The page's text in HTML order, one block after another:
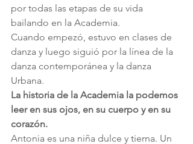
por todas las etapas de su vida
bailando en la Academia.
Cuando empezó, estuvo en clases de
danza y luego siguió por la línea de la
danza contemporánea y la danza
Urbana.
La historia de la Academia la podemos
leer en sus ojos, en su cuerpo y en su
corazón.
Antonia es una niña dulce y tierna. Un